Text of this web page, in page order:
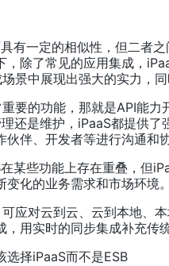
有一定的相似性，但二者
，除了常见的应用集成，
景中展现出强大的实力，
要的功能，那就是API能
还是维护，iPaaS都提供
伙伴、开发者等进行沟通和
某些功能上存在重叠，但
变化的业务需求和市场环境
应对云到云、云到本地、
，用实时的同步集成补充传
选择iPaaS而不是ESB